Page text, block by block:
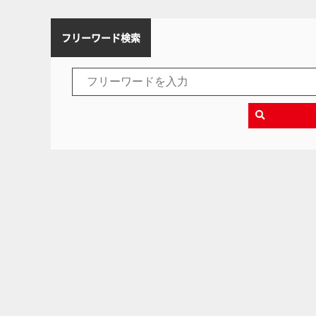
フリーワード検索